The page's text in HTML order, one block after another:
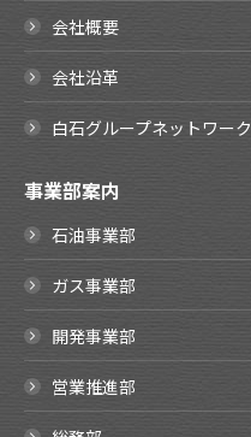
会社概要
会社沿革
白石グループネットワーク
事業部案内
石油事業部
ガス事業部
開発事業部
営業推進部